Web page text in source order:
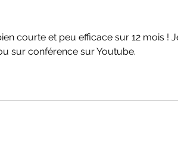
courte et peu efficace sur 12 mois !
sur conférence sur Youtube.